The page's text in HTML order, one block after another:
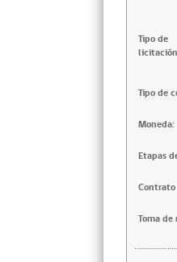
Tipo de
Tipo de
Moneda:
Etapas
Contrato
Toma